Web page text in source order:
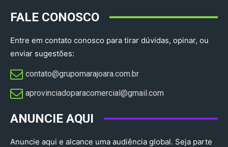
FALE CONOSCO
Entre em contato conosco para tirar dúvidas, opinar, ou
enviar sugestões:
contato@grupomarajoara.com.br
aprovinciadoparacomercial@gmail.com​
ANUNCIE AQUI
Anuncie aqui e alcance uma audiência global. Seja parte